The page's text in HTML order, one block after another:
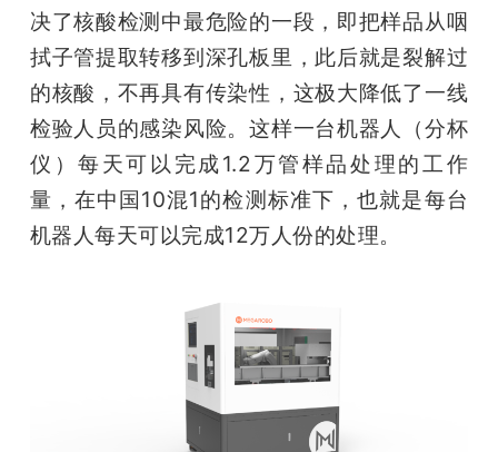
决了核酸检测中最危险的一段，即把样品从咽
拭子管提取转移到深孔板里，此后就是裂解过
的核酸，不再具有传染性，这极大降低了一线
检验人员的感染风险。这样一台机器人（分杯
仪）每天可以完成1.2万管样品处理的工作
量，在中国10混1的检测标准下，也就是每台
机器人每天可以完成12万人份的处理。